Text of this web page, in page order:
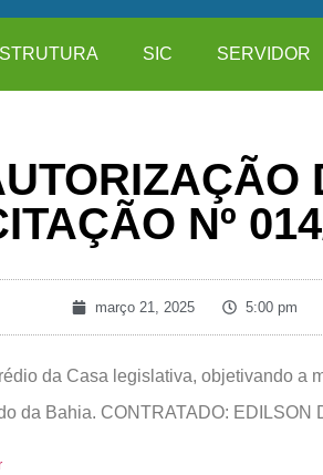
SIC SERVIDOR
Nº
março 21, 2025 5:00 pm
da Casa legislativa, objetivando a
da Bahia. CONTRATADO: EDILSON